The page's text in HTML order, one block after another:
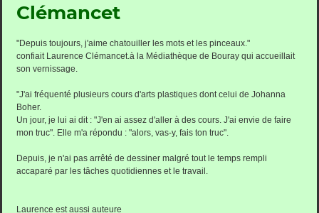
Clémancet
"Depuis toujours, j'aime chatouiller les mots et les pinceaux."
confiait Laurence Clémancet.à la Médiathèque de Bouray qui accueillait
son vernissage.
"J'ai fréquenté plusieurs cours d'arts plastiques dont celui de Johanna
Boher.
Un jour, je lui ai dit : "J'en ai assez d'aller à des cours. J'ai envie de faire
mon truc". Elle m'a répondu : "alors, vas-y, fais ton truc".
Depuis, je n'ai pas arrêté de dessiner malgré tout le temps rempli
accaparé par les tâches quotidiennes et le travail.
Laurence est aussi auteure